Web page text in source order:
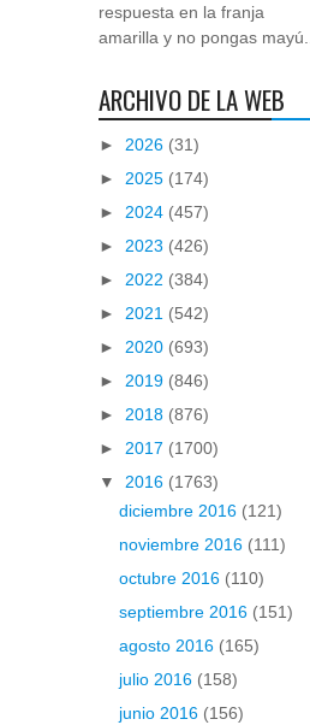
respuesta en la franja
amarilla y no pongas mayú...
ARCHIVO DE LA WEB
► 2026 (31)
► 2025 (174)
► 2024 (457)
► 2023 (426)
► 2022 (384)
► 2021 (542)
► 2020 (693)
► 2019 (846)
► 2018 (876)
► 2017 (1700)
▼ 2016 (1763)
diciembre 2016 (121)
noviembre 2016 (111)
octubre 2016 (110)
septiembre 2016 (151)
agosto 2016 (165)
julio 2016 (158)
junio 2016 (156)